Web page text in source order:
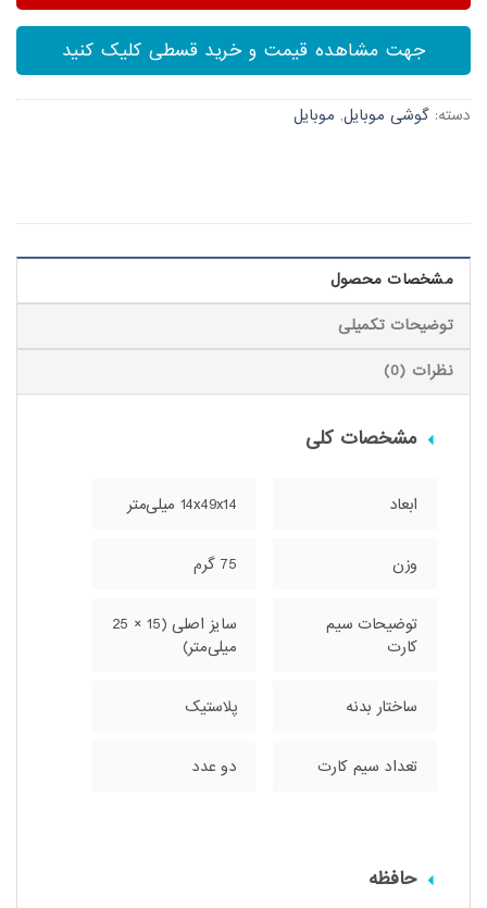
جهت مشاهده قیمت و خرید قسطی کلیک کنید
دسته: گوشی موبایل, موبایل
مشخصات محصول
توضیحات تکمیلی
نظرات (0)
مشخصات کلی
ابعاد 14x49x14 میلی‌متر
وزن 75 گرم
توضیحات سیم
کارت
سایز اصلی (15 × 25
میلی‌متر)
ساختار بدنه پلاستیک
تعداد سیم کارت دو عدد
حافظه